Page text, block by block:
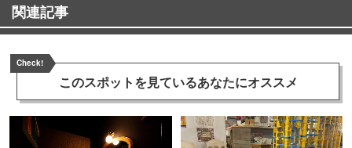
関連記事
Check!
このスポットを見ているあなたにオススメ